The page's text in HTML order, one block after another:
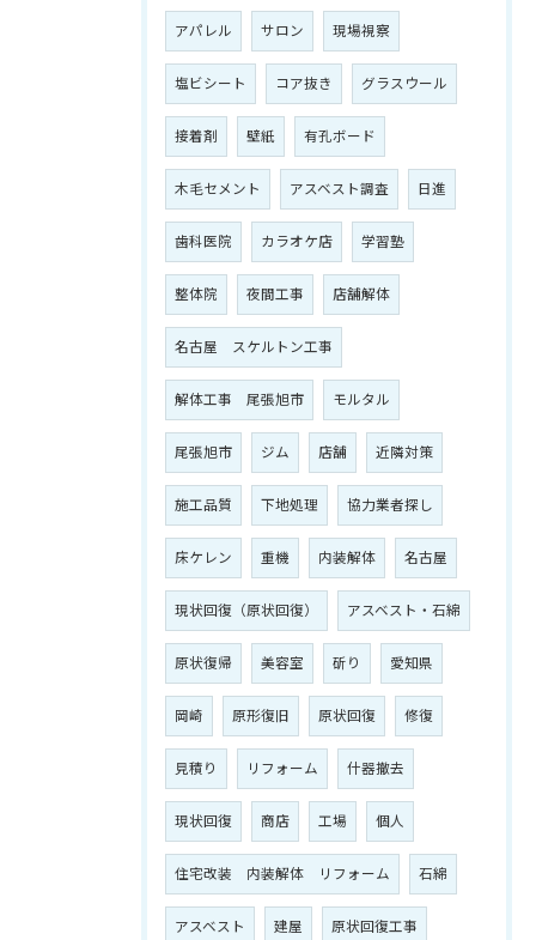
アパレル サロン 現場視察
塩ビシート コア抜き グラスウール
接着剤 壁紙 有孔ボード
木毛セメント アスベスト調査 日進
歯科医院 カラオケ店 学習塾
整体院 夜間工事 店舗解体
名古屋 スケルトン工事
解体工事 尾張旭市 モルタル
尾張旭市 ジム 店舗 近隣対策
施工品質 下地処理 協力業者探し
床ケレン 重機 内装解体 名古屋
現状回復（原状回復） アスベスト・石綿
原状復帰 美容室 斫り 愛知県
岡崎 原形復旧 原状回復 修復
見積り リフォーム 什器撤去
現状回復 商店 工場 個人
住宅改装 内装解体 リフォーム 石綿
アスベスト 建屋 原状回復工事